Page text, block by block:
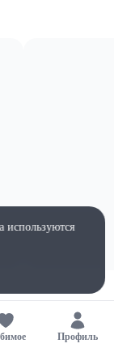
Профиль
используются